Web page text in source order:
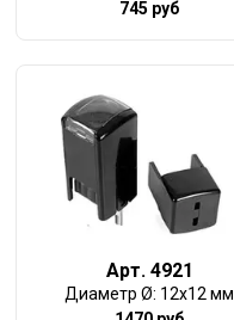
745 руб
Арт. 4921
Диаметр Ø: 12х12 мм